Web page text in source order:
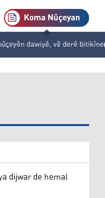
Koma Nûçeyan
dawiyê, vê derê bitikîne
dijwar de hemal